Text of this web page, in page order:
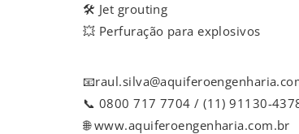
🛠️ Jet grouting
💥 Perfuração para explosivos
📞 0800 717 7704 / (11) 91130-
🌐 www.aquiferoengenharia.com.br